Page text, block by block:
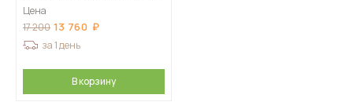
Цена
17 200 13 760
за 1 день
В корзину